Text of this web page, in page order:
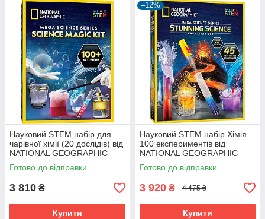
Науковий STEM набір для
чарівної хімії (20 дослідів) від
NATIONAL GEOGRAPHIC
(104-541)
Готово до відправки
3 810 ₴
Купити
–12%
Науковий STEM набір Хімія
100 експериментів від
NATIONAL GEOGRAPHIC
(104-859)
Готово до відправки
3 920 ₴ 4 475 ₴
Купити